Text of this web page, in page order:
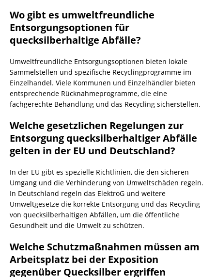
Wo gibt es umweltfreundliche
Entsorgungsoptionen für
quecksilberhaltige Abfälle?
Umweltfreundliche Entsorgungsoptionen bieten lokale
Sammelstellen und spezifische Recyclingprogramme im
Einzelhandel. Viele Kommunen und Einzelhändler bieten
entsprechende Rücknahmeprogramme, die eine
fachgerechte Behandlung und das Recycling sicherstellen.
Welche gesetzlichen Regelungen zur
Entsorgung quecksilberhaltiger Abfälle
gelten in der EU und Deutschland?
In der EU gibt es spezielle Richtlinien, die den sicheren
Umgang und die Verhinderung von Umweltschäden regeln.
In Deutschland regeln das ElektroG und weitere
Umweltgesetze die korrekte Entsorgung und das Recycling
von quecksilberhaltigen Abfällen, um die öffentliche
Gesundheit und die Umwelt zu schützen.
Welche Schutzmaßnahmen müssen am
Arbeitsplatz bei der Exposition
gegenüber Quecksilber ergriffen